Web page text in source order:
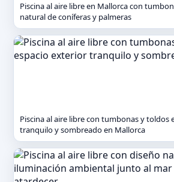
Piscina al aire libre en Mallorca con
natural de coníferas y palmeras
Piscina al aire libre con tumbonas y toldos
tranquilo y sombreado en Mallorca